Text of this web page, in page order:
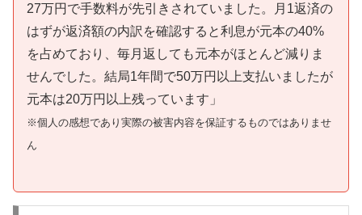
27万円で手数料が先引きされていました。月1返済の
はずが返済額の内訳を確認すると利息が元本の40%
を占めており、毎月返しても元本がほとんど減りま
せんでした。結局1年間で50万円以上支払いましたが
元本は20万円以上残っています」
※個人の感想であり実際の被害内容を保証するものではありませ
ん